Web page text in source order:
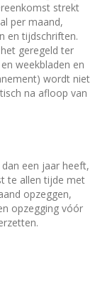
strekt
per maand,
en tijdschriften.
geregeld ter
weekbladen en
wordt niet
na afloop van
een jaar heeft,
te allen tijde met
opzeggen,
opzegging vóór